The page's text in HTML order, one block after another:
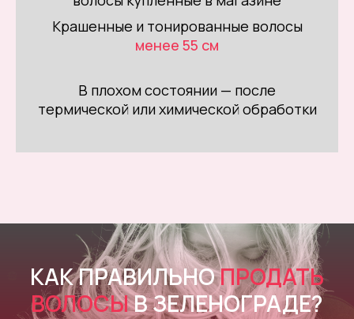
Крашенные и тонированные волосы
менее 55 см
В плохом состоянии — после
термической или химической обработки
КАК ПРАВИЛЬНОПРОДАТЬ
ВОЛОСЫВ ЗЕЛЕНОГРАДЕ?